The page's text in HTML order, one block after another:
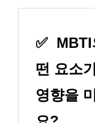
✅ MBTI
떤 요소
영향을